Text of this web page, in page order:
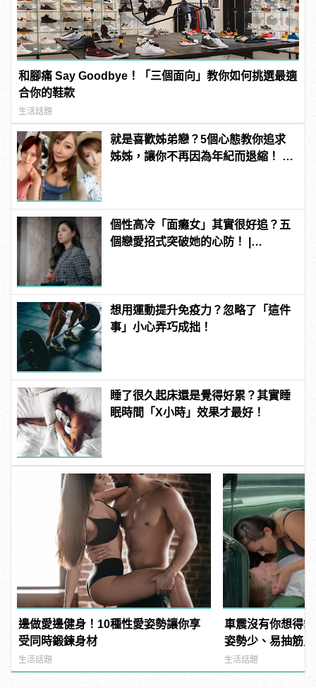
和腳痛 Say Goodbye！「三個面向」教你如何挑選最適
合你的鞋款
生活話題
就是喜歡姊弟戀？5個心態教你追求
姊姊，讓你不再因為年紀而退縮！ |
個性高冷「面癱女」其實很好追？五
個戀愛招式突破她的心防！ |
想用運動提升免疫力？忽略了「這件
事」小心弄巧成拙！
睡了很久起床還是覺得好累？其實睡
眠時間「X小時」效果才最好！
邊做愛邊健身！10種性愛姿勢讓你享
受同時鍛鍊身材
生活話題
車震沒有你想得
姿勢少、易抽筋
生活話題